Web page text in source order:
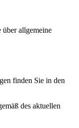
allgemeine
finden Sie in den
des aktuellen